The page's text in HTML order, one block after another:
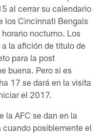
al cerrar su calendario
los Cincinnati Bengals
nocturno. Los
la afición de titulo de
para la post
buena. Pero si es
17 se dará en la visita
el 2017.
la AFC se dan en la
posiblemente el